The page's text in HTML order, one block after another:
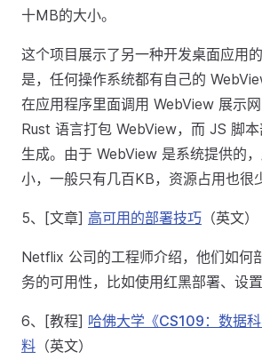
十MB的大小。
这个项目展示了另一种开发桌面应用
是，任何操作系统都有自己的
在应用程序里面调用 WebView 展示
Rust 语言打包 WebView，而 JS 脚
生成。由于 WebView 是系统提供的
小，一般只有几百KB，资源占用也很
5、[文章] 高可用的部署技巧 （英文）
Netflix 公司的工程师介绍，他们如何
务的可用性，比如使用红黑部署、设置
6、[教程] 哈佛大学《CS109：数据
料 （英文）